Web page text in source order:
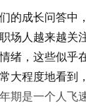
的成长问答中
场人越来越
绪，这些似乎
大程度地看到
期是一个人飞